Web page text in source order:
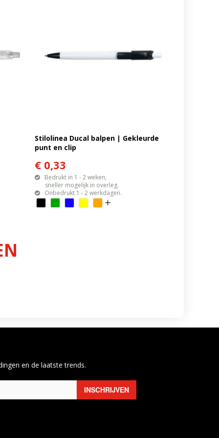
Stilolinea Ducal balpen | Gekleurde
punt en clip
€ 0,33
Bedrukt in 1 - 2 weken,
sneller mogelijk in overleg.
Onbedrukt 1 - 2 werkdagen.
en de laatste trends.